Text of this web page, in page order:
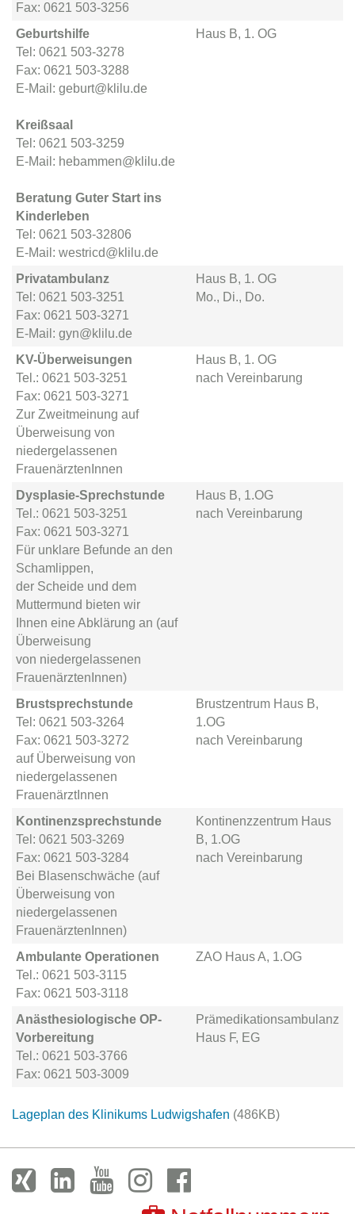
Fax: 0621 503-3256
Geburtshilfe
Tel: 0621 503-3278
Fax: 0621 503-3288
E-Mail: geburt@klilu.de
Kreißsaal
Tel: 0621 503-3259
E-Mail: hebammen@klilu.de
Beratung Guter Start ins
Kinderleben
Tel: 0621 503-32806
E-Mail: westricd@klilu.de
Haus B, 1. OG
Privatambulanz
Tel: 0621 503-3251
Fax: 0621 503-3271
E-Mail: gyn@klilu.de
Haus B, 1. OG
Mo., Di., Do.
KV-Überweisungen
Tel.: 0621 503-3251
Fax: 0621 503-3271
Zur Zweitmeinung auf
Überweisung von
niedergelassenen
FrauenärztenInnen
Haus B, 1. OG
nach Vereinbarung
Dysplasie-Sprechstunde
Tel.: 0621 503-3251
Fax: 0621 503-3271
Für unklare Befunde an den
Schamlippen,
der Scheide und dem
Muttermund bieten wir
Ihnen eine Abklärung an (auf
Überweisung
von niedergelassenen
FrauenärztenInnen)
Haus B, 1.OG
nach Vereinbarung
Brustsprechstunde
Tel: 0621 503-3264
Fax: 0621 503-3272
auf Überweisung von
niedergelassenen
FrauenärztInnen
Brustzentrum Haus B,
1.OG
nach Vereinbarung
Kontinenzsprechstunde
Tel: 0621 503-3269
Fax: 0621 503-3284
Bei Blasenschwäche (auf
Überweisung von
niedergelassenen
FrauenärztenInnen)
Kontinenzzentrum Haus
B, 1.OG
nach Vereinbarung
Ambulante Operationen
Tel.: 0621 503-3115
Fax: 0621 503-3118
ZAO Haus A, 1.OG
Anästhesiologische OP-
Vorbereitung
Tel.: 0621 503-3766
Fax: 0621 503-3009
Prämedikationsambulanz
Haus F, EG
Lageplan des Klinikums Ludwigshafen (486KB)